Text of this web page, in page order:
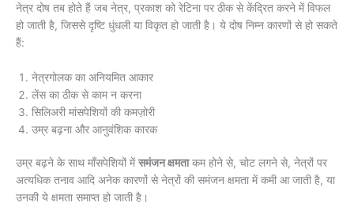
नेत्र दोष तब होते हैं जब नेत्र, प्रकाश को रेटिना पर ठीक से केंद्रित करने में विफल
हो जाती है, जिससे दृष्टि धुंधली या विकृत हो जाती है। ये दोष निम्न कारणों से हो सकते
हैं:
नेत्रगोलक का अनियमित आकार
लेंस का ठीक से काम न करना
सिलिअरी मांसपेशियों की कमज़ोरी
उम्र बढ़ना और आनुवंशिक कारक
उम्र बढ़ने के साथ माँसपेशियों मेंसमंजन क्षमताकम होने से, चोट लगने से, नेत्रों पर
अत्यधिक तनाव आदि अनेक कारणों से नेत्रों की समंजन क्षमता में कमी आ जाती है, या
उनकी ये क्षमता समाप्त हो जाती है।